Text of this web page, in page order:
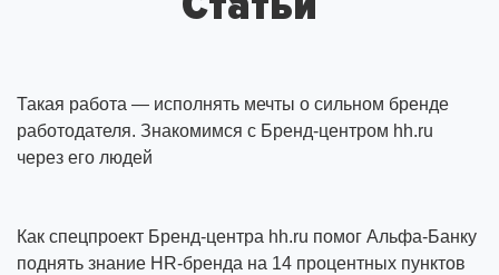
Такая работа — исполнять мечты о сильном бренде
работодателя. Знакомимся с Бренд-центром hh.ru
через его людей
Как спецпроект Бренд‑центра hh.ru помог Альфа‑Банку
поднять знание HR‑бренда на 14 процентных пунктов